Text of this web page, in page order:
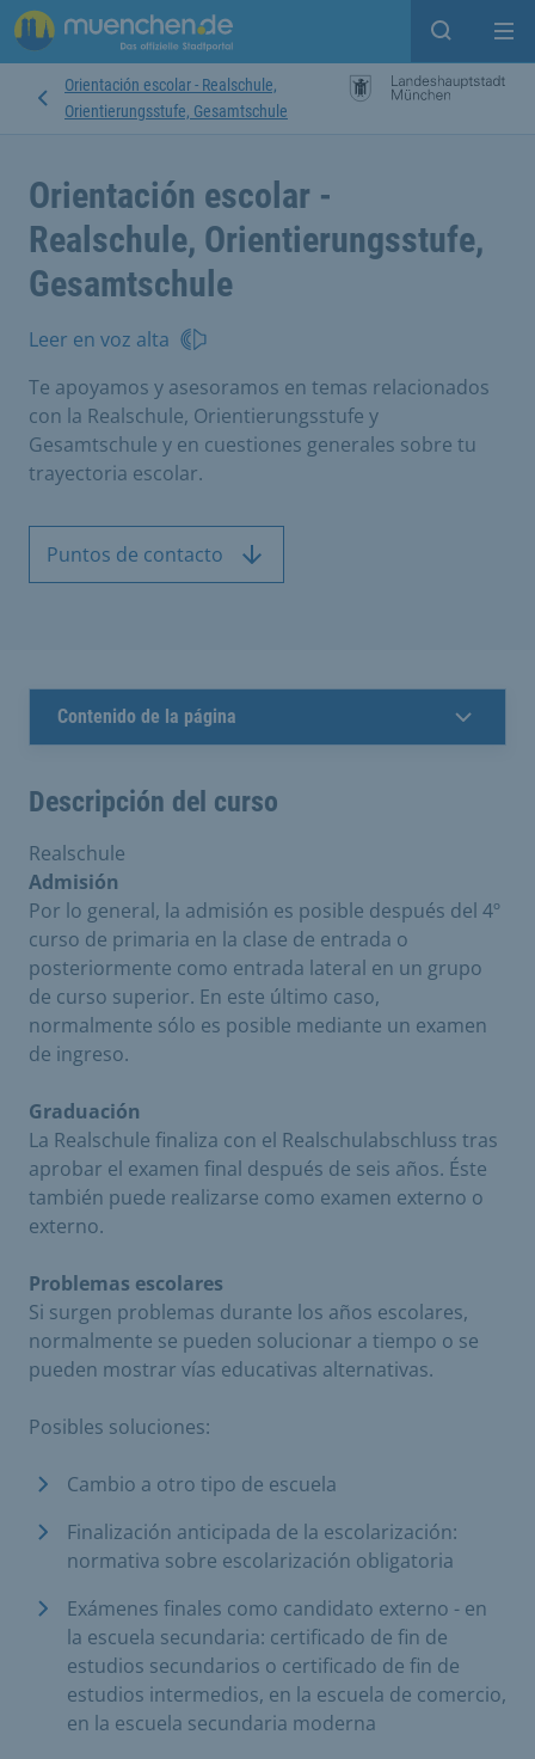
Open
Orientación escolar - Realschule,
Orientierungsstufe, Gesamtschule
Orientación escolar -
Realschule, Orientierungsstufe,
Gesamtschule
Leer en voz alta
Te apoyamos y asesoramos en temas relacionados
con la Realschule, Orientierungsstufe y
Gesamtschule y en cuestiones generales sobre tu
trayectoria escolar.
Puntos de contacto
Contenido de la página
Descripción del curso
Realschule
Admisión
Por lo general, la admisión es posible después del 4º
curso de primaria en la clase de entrada o
posteriormente como entrada lateral en un grupo
de curso superior. En este último caso,
normalmente sólo es posible mediante un examen
de ingreso.
Graduación
La Realschule finaliza con el Realschulabschluss tras
aprobar el examen final después de seis años. Éste
también puede realizarse como examen externo o
externo.
Problemas escolares
Si surgen problemas durante los años escolares,
normalmente se pueden solucionar a tiempo o se
pueden mostrar vías educativas alternativas.
Posibles soluciones:
Cambio a otro tipo de escuela
Finalización anticipada de la escolarización:
normativa sobre escolarización obligatoria
Exámenes finales como candidato externo - en
la escuela secundaria: certificado de fin de
estudios secundarios o certificado de fin de
estudios intermedios, en la escuela de comercio,
en la escuela secundaria moderna